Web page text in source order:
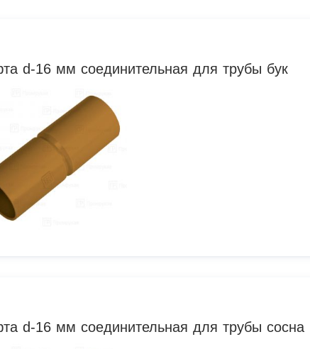
d-16 мм соединительная для трубы бук
d-16 мм соединительная для трубы сосна